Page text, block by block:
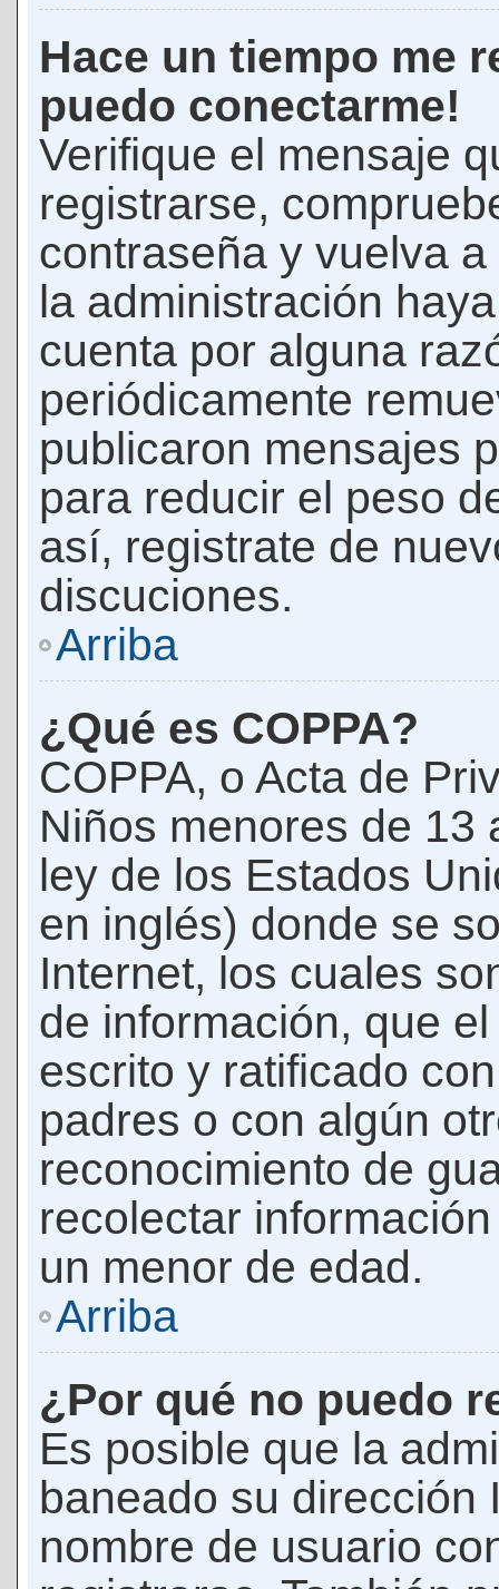
Hace un tiempo me
puedo conectarme!
Verifique el mensaje
registrarse,
contraseña y vuelva
la administración
cuenta por alguna
periódicamente
publicaron mensajes
para reducir el peso
así, registrate de
discuciones.
Arriba
¿Qué es COPPA?
COPPA, o Acta de
Niños menores de 13
ley de los Estados
en inglés) donde se
Internet, los cuales
de información, que
escrito y ratificado
padres o con algún
reconocimiento de
recolectar
un menor de edad.
Arriba
¿Por qué no puedo
Es posible que la
baneado su dirección
nombre de usuario